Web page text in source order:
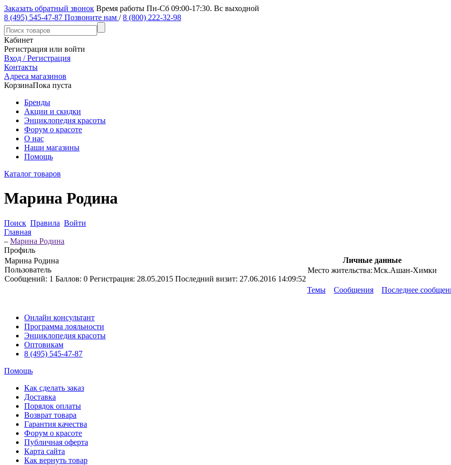
Заказать обратный звонок Время работы Пн-Сб 09:00-17:30. Вс выходной
8 (495) 545-47-87 Позвоните нам / 8 (800) 222-32-98
Кабинет
Регистрация или войти
Вход / Регистрация
Контакты
Адреса магазинов
КорзинаПока пуста
Бренды
Акции и скидки
Энциклопедия красоты
Форум о красоте
О нас
Наши магазины
Помощь
Каталог товаров
Марина Родина
Поиск Правила Войти
Главная
– Марина Родина
Профиль
Марина Родина
Пользователь
Сообщений: 1 Баллов: 0 Регистрация: 28.05.2015 Последний визит: 27.06.2016 14:09:52
Личные данные
Место жительства:Мск.Ашан-Химки
Темы Сообщения Последнее
Онлайн консультант
Программа лояльности
Энциклопедия красоты
Оптовикам
8 (495) 545-47-87
Помощь
Как сделать заказ
Доставка
Порядок оплаты
Возврат товара
Гарантия качества
Форум о красоте
Публичная оферта
Карта сайта
Как вернуть товар